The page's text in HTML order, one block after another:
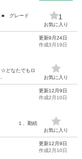
■ グレード
1
お気に入り
もロ
更新9月24日
作成3月19日
お気に入り
１、勤続
更新12月9日
作成2月10日
お気に入り
更新12月9日
作成2月10日